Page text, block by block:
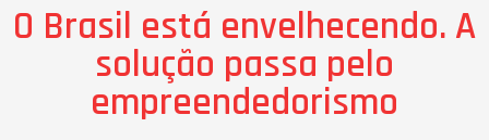
O Brasil está envelhecendo. A
solução passa pelo
empreendedorismo